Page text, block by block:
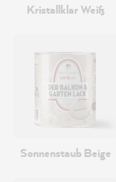
Kristallklar Weiß
Sonnenstaub Beige